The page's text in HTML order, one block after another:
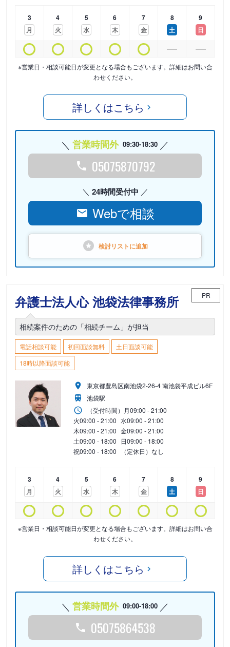
3
月
4
火
5
水
6
木
7
金
8
土
9
日
※営業日・相談可能日が変更となる場合もございます。詳細はお問い合
わせください。
詳しくはこちら
営業時間外 09:30-18:30
05075870792
24時間受付中
Webで相談
検討リストに追加
弁護士法人心 池袋法律事務所 PR
相続案件のための「相続チーム」が担当
電話相談可能 初回面談無料
土日面談可能
18時以降面談可能
東京都豊島区南池袋2-26-4 南池袋平成ビル6F
池袋駅
（受付時間） 月09:00 - 21:00
火09:00 - 21:00 水09:00 - 21:00
木09:00 - 21:00 金09:00 - 21:00
土09:00 - 18:00 日09:00 - 18:00
祝09:00 - 18:00 （定休日）なし
3
月
4
火
5
水
6
木
7
金
8
土
9
日
※営業日・相談可能日が変更となる場合もございます。詳細はお問い合
わせください。
詳しくはこちら
営業時間外 09:00-18:00
05075864538